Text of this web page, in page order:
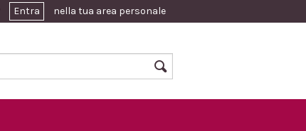
Entra nella tua area personale